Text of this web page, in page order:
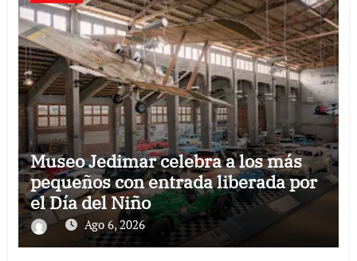
Museo Jedimar celebra a los más
pequeños con entrada liberada por
el Día del Niño
Ago 6, 2026